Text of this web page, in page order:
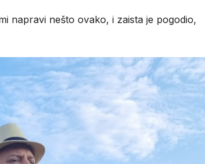
napravi nešto ovako, i zaista je pogodio,